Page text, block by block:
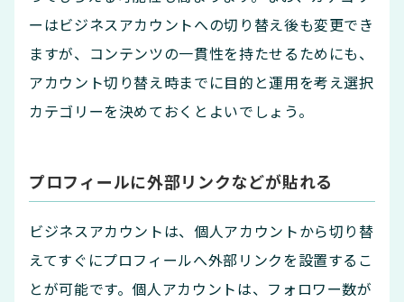
ーはビジネスアカウントへの切り替え後も変更でき
ますが、コンテンツの一貫性を持たせるためにも、
アカウント切り替え時までに目的と運用を考え選択
カテゴリーを決めておくとよいでしょう。
プロフィールに外部リンクなどが貼れる
ビジネスアカウントは、個人アカウントから切り替
えてすぐにプロフィールへ外部リンクを設置するこ
とが可能です。個人アカウントは、フォロワー数が